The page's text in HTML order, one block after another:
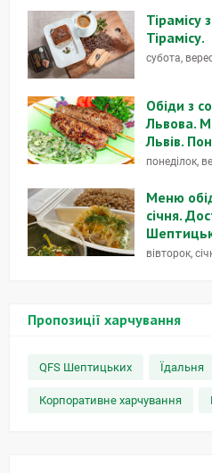
Тірамісу
Тірамісу.
субота,
Обіди з
Львова.
Львів.
понеділок,
Меню
січня.
вівторок,
Пропозиції харчування
QFS Шептицьких Їдальня
Корпоративне харчування